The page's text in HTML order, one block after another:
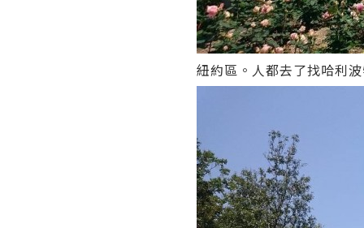
紐約區。人都去了找哈利